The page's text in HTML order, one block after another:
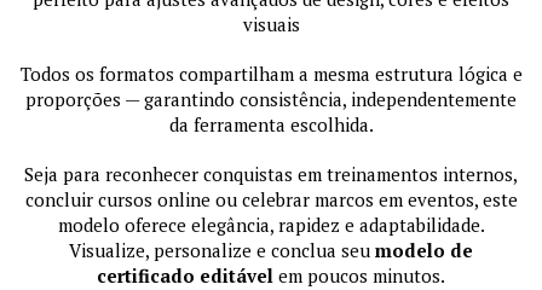
visuais
Todos os formatos compartilham a mesma estrutura lógica e
proporções — garantindo consistência, independentemente
da ferramenta escolhida.
Seja para reconhecer conquistas em treinamentos internos,
concluir cursos online ou celebrar marcos em eventos, este
modelo oferece elegância, rapidez e adaptabilidade.
Visualize, personalize e conclua seu modelo de
certificado editável em poucos minutos.